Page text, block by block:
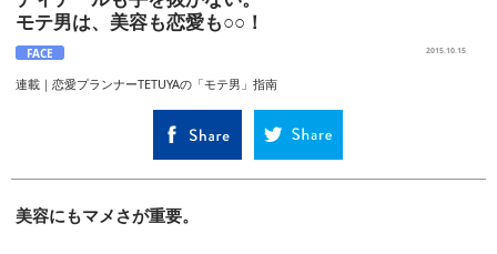
モテ男は、美容も恋愛も○○！
FACE 2015.10.15
連載｜恋愛プランナーTETUYAの「モテ男」指南
美容にもマメさが重要。